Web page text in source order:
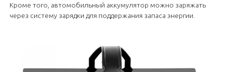
Кроме того, автомобильный аккумулятор можно заряжать
через систему зарядки для поддержания запаса энергии.